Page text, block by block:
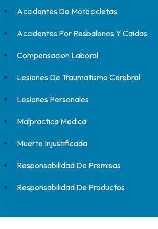
Accidentes De Motocicletas
Accidentes Por Resbalones Y Caidas
Compensacion Laboral
Lesiones De Traumatismo Cerebral
Lesiones Personales
Malpractica Medica
Muerte Injustificada
Responsabilidad De Premisas
Responsabilidad De Productos